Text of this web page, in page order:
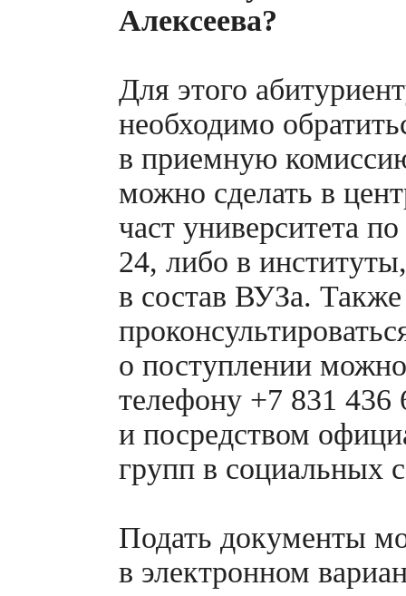
Алексеева?
Для этого
необходимо
в приемную
можно сделать в
част университета
24, либо в
в состав ВУЗа. Также
о поступлении
телефону +7 831 436
и посредством
групп в социальных
Подать документы
в электронном